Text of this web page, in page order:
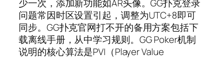
少一次，添加新功能如AR头像。GG扑克登录
问题常因时区设置引起，调整为UTC+8即可
同步。GG扑克官网打不开的备用方案包括下
载离线手册，从中学习规则。GG Poker机制
说明的核心算法是PVI（Player Value